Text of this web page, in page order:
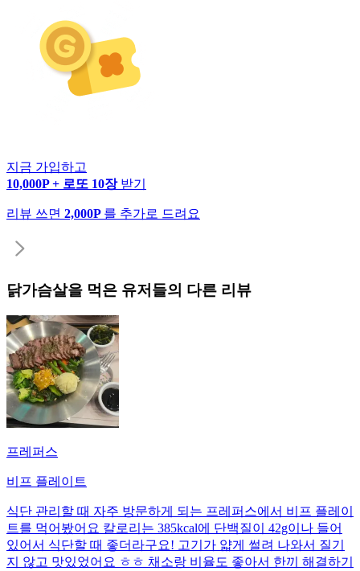
지금 가입하고
10,000P + 로또 10장 받기
리뷰 쓰면 2,000P 를 추가로 드려요
닭가슴살을 먹은 유저들의 다른 리뷰
프레퍼스
비프 플레이트
식단 관리할 때 자주 방문하게 되는 프레퍼스에서 비프 플레이
트를 먹어봤어요 칼로리는 385kcal에 단백질이 42g이나 들어
있어서 식단할 때 좋더라구요! 고기가 얇게 썰려 나와서 질기
지 않고 맛있었어요 ㅎㅎ 채소랑 비율도 좋아서 한끼 해결하기